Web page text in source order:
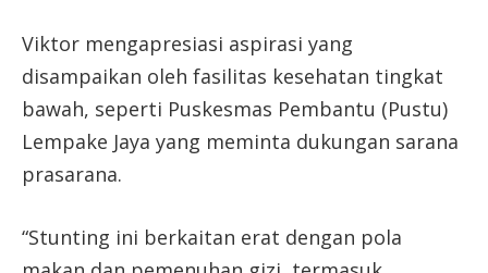
Viktor mengapresiasi aspirasi yang
disampaikan oleh fasilitas kesehatan tingkat
bawah, seperti Puskesmas Pembantu (Pustu)
Lempake Jaya yang meminta dukungan sarana
prasarana.
“Stunting ini berkaitan erat dengan pola